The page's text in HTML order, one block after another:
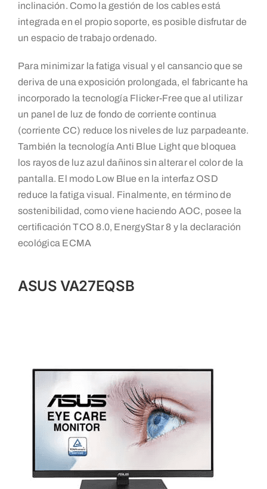
inclinación. Como la gestión de los cables está
integrada en el propio soporte, es posible disfrutar de
un espacio de trabajo ordenado.
Para minimizar la fatiga visual y el cansancio que se
deriva de una exposición prolongada, el fabricante ha
incorporado la tecnología Flicker-Free que al utilizar
un panel de luz de fondo de corriente continua
(corriente CC) reduce los niveles de luz parpadeante.
También la tecnología Anti Blue Light que bloquea
los rayos de luz azul dañinos sin alterar el color de la
pantalla. El modo Low Blue en la interfaz OSD
reduce la fatiga visual. Finalmente, en término de
sostenibilidad, como viene haciendo AOC, posee la
certificación TCO 8.0, EnergyStar 8 y la declaración
ecológica ECMA
ASUS VA27EQSB